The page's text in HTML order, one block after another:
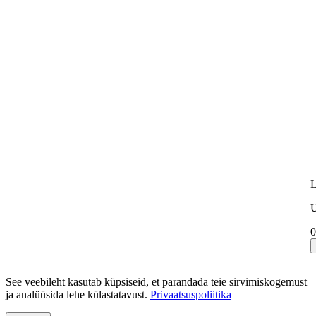
See veebileht kasutab küpsiseid, et parandada teie sirvimiskogemust
ja analüüsida lehe külastatavust. Privaatsuspoliitika